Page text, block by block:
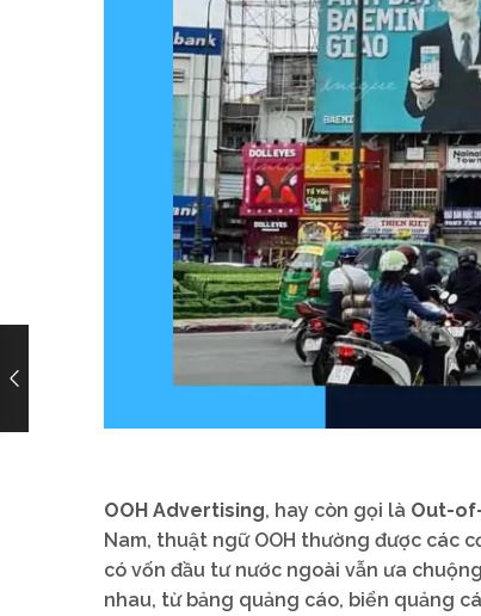
OOH Advertising, hay còn gọi là Out-
Nam, thuật ngữ OOH thường được các
có vốn đầu tư nước ngoài vẫn ưa
nhau, từ bảng quảng cáo, biển quảng